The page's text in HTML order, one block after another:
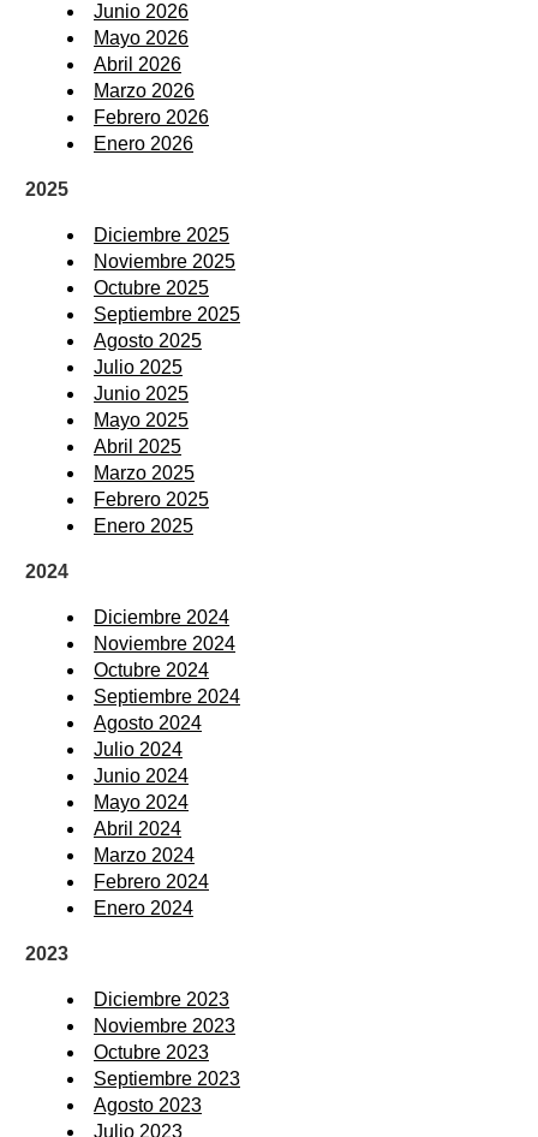
Junio 2026
Mayo 2026
Abril 2026
Marzo 2026
Febrero 2026
Enero 2026
2025
Diciembre 2025
Noviembre 2025
Octubre 2025
Septiembre 2025
Agosto 2025
Julio 2025
Junio 2025
Mayo 2025
Abril 2025
Marzo 2025
Febrero 2025
Enero 2025
2024
Diciembre 2024
Noviembre 2024
Octubre 2024
Septiembre 2024
Agosto 2024
Julio 2024
Junio 2024
Mayo 2024
Abril 2024
Marzo 2024
Febrero 2024
Enero 2024
2023
Diciembre 2023
Noviembre 2023
Octubre 2023
Septiembre 2023
Agosto 2023
Julio 2023